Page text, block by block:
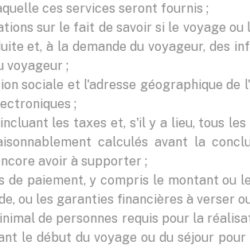
ces services seront fournis ;
sur le fait de savoir si le voyage
et, à la demande du voyageur, des
voyageur ;
sociale et l'adresse géographique
;
les taxes et, s'il y a lieu, tous
calculés avant la
avoir à supporter ;
de paiement, y compris le montant
ou les garanties financières à verser
de personnes requis pour la
le début du voyage ou du séjour